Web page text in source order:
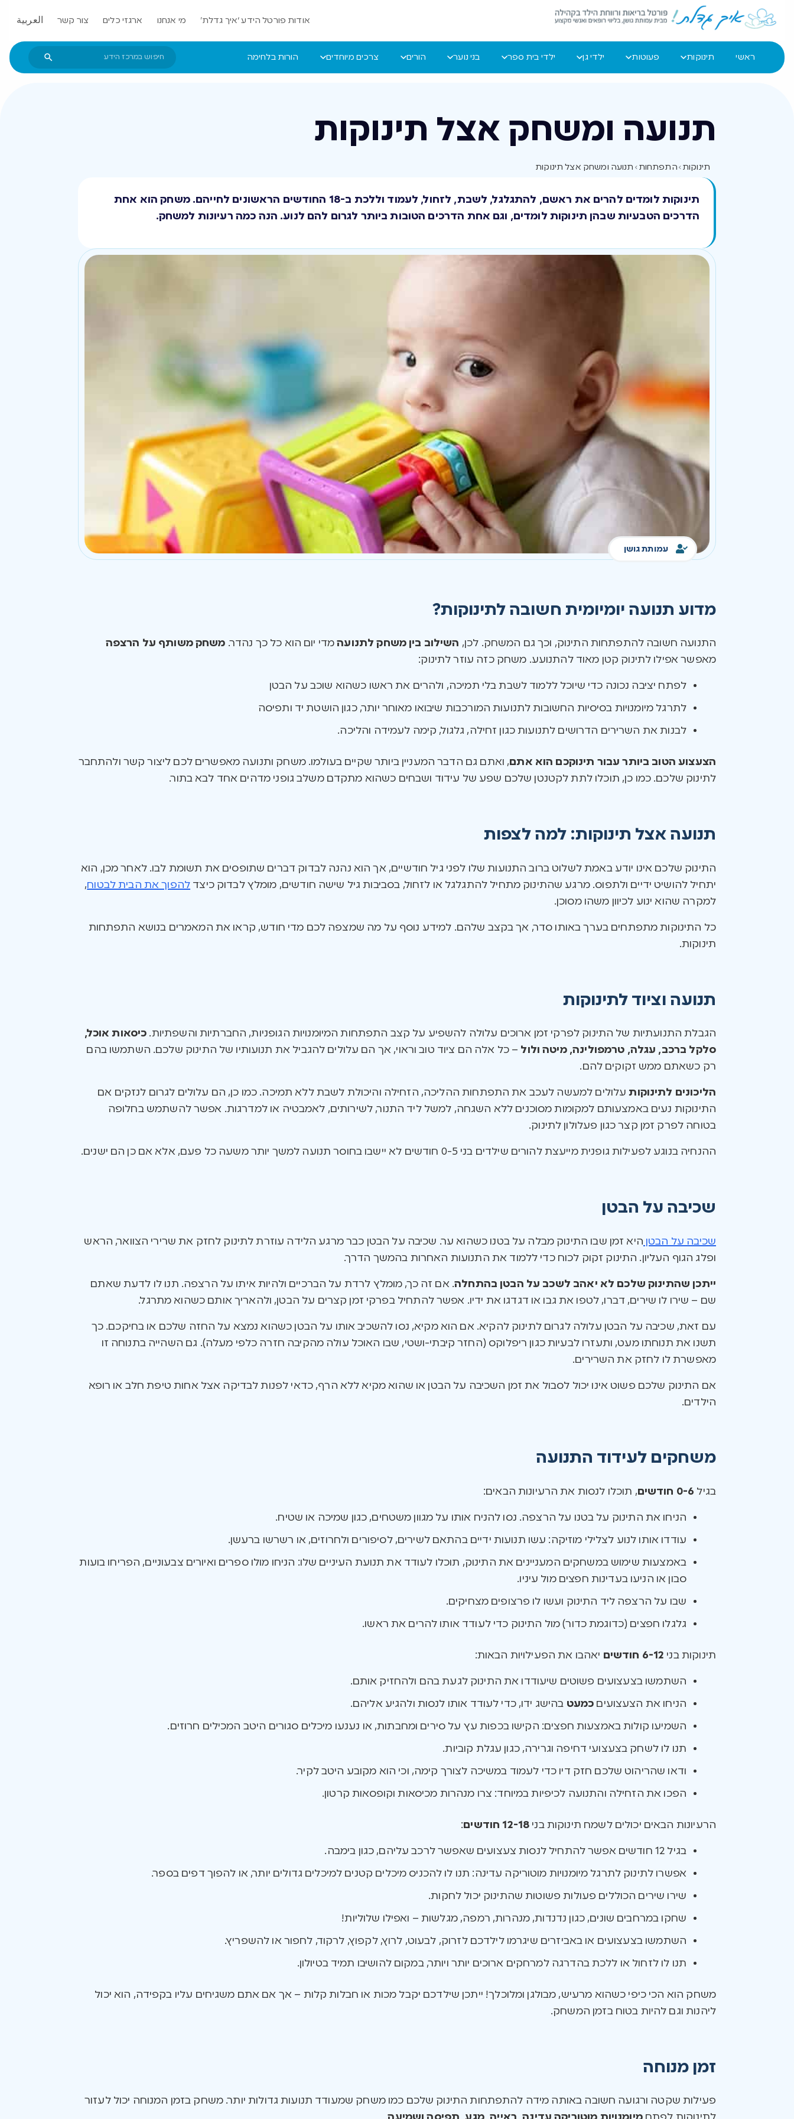
אודות פורטל הידע ‘איך גדלת’ מי אנחנו ארגזי כלים צור קשר العربية
ראשי תינוקות פעוטות ילדי גן ילדי בית ספר בני נוער הורים צרכים מיוחדים הורות בלחימה
תנועה ומשחק אצל תינוקות
תינוקות›התפתחות› תנועה ומשחק אצל תינוקות
תינוקות לומדים להרים את ראשם, להתגלגל, לשבת, לזחול, לעמוד וללכת ב-18 החודשים הראשונים לחייהם. משחק הוא אחת
הדרכים הטבעיות שבהן תינוקות לומדים, וגם אחת הדרכים הטובות ביותר לגרום להם לנוע. הנה כמה רעיונות למשחק.
עמותת גושן
מדוע תנועה יומיומית חשובה לתינוקות?
התנועה חשובה להתפתחות התינוק, וכך גם המשחק. לכן, השילוב בין משחק לתנועהמדי יום הוא כל כך נהדר. משחק משותף על הרצפה
מאפשר אפילו לתינוק קטן מאוד להתנועע. משחק כזה עוזר לתינוק:
לפתח יציבה נכונה כדי שיוכל ללמוד לשבת בלי תמיכה, ולהרים את ראשו כשהוא שוכב על הבטן
לתרגל מיומנויות בסיסיות החשובות לתנועות המורכבות שיבואו מאוחר יותר, כגון הושטת יד ותפיסה
לבנות את השרירים הדרושים לתנועות כגון זחילה, גלגול, קימה לעמידה והליכה.
הצעצוע הטוב ביותר עבור תינוקכם הוא אתם, ואתם גם הדבר המעניין ביותר שקיים בעולמו. משחק ותנועה מאפשרים לכם ליצור קשר ולהתחבר
לתינוק שלכם. כמו כן, תוכלו לתת לקטנטן שלכם שפע של עידוד ושבחים כשהוא מתקדם משלב גופני מדהים אחד לבא בתור.
תנועה אצל תינוקות: למה לצפות
התינוק שלכם אינו יודע באמת לשלוט ברוב התנועות שלו לפני גיל חודשיים, אך הוא נהנה לבדוק דברים שתופסים את תשומת לבו. לאחר מכן, הוא
יתחיל להושיט ידיים ולתפוס. מרגע שהתינוק מתחיל להתגלגל או לזחול, בסביבות גיל שישה חודשים, מומלץ לבדוק כיצד להפוך את הבית לבטוח,
למקרה שהוא ינוע לכיוון משהו מסוכן.
כל התינוקות מתפתחים בערך באותו סדר, אך בקצב שלהם. למידע נוסף על מה שמצפה לכם מדי חודש, קראו את המאמרים בנושא התפתחות
תינוקות.
תנועה וציוד לתינוקות
הגבלת התנועתיות של התינוק לפרקי זמן ארוכים עלולה להשפיע על קצב התפתחות המיומנויות הגופניות, החברתיות והשפתיות. כיסאות אוכל,
סלקל ברכב, עגלה, טרמפולינה, מיטה ולול – כל אלה הם ציוד טוב וראוי, אך הם עלולים להגביל את תנועותיו של התינוק שלכם. השתמשו בהם
רק כשאתם ממש זקוקים להם.
הליכונים לתינוקותעלולים למעשה לעכב את התפתחות ההליכה, הזחילה והיכולת לשבת ללא תמיכה. כמו כן, הם עלולים לגרום לנזקים אם
התינוקות נעים באמצעותם למקומות מסוכנים ללא השגחה, למשל ליד התנור, לשירותים, לאמבטיה או למדרגות. אפשר להשתמש בחלופה
בטוחה לפרק זמן קצר כגון פעלולון לתינוק.
ההנחיה בנוגע לפעילות גופנית מייעצת להורים שילדים בני 0-5 חודשים לא יישבו בחוסר תנועה למשך יותר משעה כל פעם, אלא אם כן הם ישנים.
שכיבה על הבטן
שכיבה על הבטן היא זמן שבו התינוק מבלה על בטנו כשהוא ער. שכיבה על הבטן כבר מרגע הלידה עוזרת לתינוק לחזק את שרירי הצוואר, הראש
ופלג הגוף העליון. התינוק זקוק לכוח כדי ללמוד את התנועות האחרות בהמשך הדרך.
ייתכן שהתינוק שלכם לא יאהב לשכב על הבטן בהתחלה. אם זה כך, מומלץ לרדת על הברכיים ולהיות איתו על הרצפה. תנו לו לדעת שאתם
שם – שירו לו שירים, דברו, לטפו את גבו או דגדגו את ידיו. אפשר להתחיל בפרקי זמן קצרים על הבטן, ולהאריך אותם כשהוא מתרגל.
עם זאת, שכיבה על הבטן עלולה לגרום לתינוק להקיא. אם הוא מקיא, נסו להשכיב אותו על הבטן כשהוא נמצא על החזה שלכם או בחיקכם. כך
תשנו את תנוחתו מעט, ותעזרו לבעיות כגון ריפלוקס (החזר קיבתי-ושטי, שבו האוכל עולה מהקיבה חזרה כלפי מעלה). גם השהייה בתנוחה זו
מאפשרת לו לחזק את השרירים.
אם התינוק שלכם פשוט אינו יכול לסבול את זמן השכיבה על הבטן או שהוא מקיא ללא הרף, כדאי לפנות לבדיקה אצל אחות טיפת חלב או רופא
הילדים.
משחקים לעידוד התנועה
בגיל 0-6 חודשים , תוכלו לנסות את הרעיונות הבאים:
הניחו את התינוק על בטנו על הרצפה. נסו להניח אותו על מגוון משטחים, כגון שמיכה או שטיח.
עודדו אותו לנוע לצלילי מוזיקה: עשו תנועות ידיים בהתאם לשירים, לסיפורים ולחרוזים, או רשרשו ברעשן.
באמצעות שימוש במשחקים המעניינים את התינוק, תוכלו לעודד את תנועת העיניים שלו: הניחו מולו ספרים ואיורים צבעוניים, הפריחו בועות
סבון או הניעו בעדינות חפצים מול עיניו.
שבו על הרצפה ליד התינוק ועשו לו פרצופים מצחיקים.
גלגלו חפצים (כדוגמת כדור) מול התינוק כדי לעודד אותו להרים את ראשו.
תינוקות בני 6-12 חודשים יאהבו את הפעילויות הבאות:
השתמשו בצעצועים פשוטים שיעודדו את התינוק לגעת בהם ולהחזיק אותם.
הניחו את הצעצועים כמעט בהישג ידו, כדי לעודד אותו לנסות ולהגיע אליהם.
השמיעו קולות באמצעות חפצים: הקישו בכפות עץ על סירים ומחבתות, או נענעו מיכלים סגורים היטב המכילים חרוזים.
תנו לו לשחק בצעצועי דחיפה וגרירה, כגון עגלת קוביות.
ודאו שהריהוט שלכם חזק דיו כדי לעמוד במשיכה לצורך קימה, וכי הוא מקובע היטב לקיר.
הפכו את הזחילה והתנועה לכיפיות במיוחד: צרו מנהרות מכיסאות וקופסאות קרטון.
הרעיונות הבאים יכולים לשמח תינוקות בני 12-18 חודשים :
בגיל 12 חודשים אפשר להתחיל לנסות צעצועים שאפשר לרכב עליהם, כגון בימבה.
אפשרו לתינוק לתרגל מיומנויות מוטוריקה עדינה: תנו לו להכניס מיכלים קטנים למיכלים גדולים יותר, או להפוך דפים בספר.
שירו שירים הכוללים פעולות פשוטות שהתינוק יכול לחקות.
שחקו במרחבים שונים, כגון נדנדות, מנהרות, רמפה, מגלשות – ואפילו שלוליות!
השתמשו בצעצועים או באביזרים שיגרמו לילדכם לזרוק, לבעוט, לרוץ, לקפוץ, לרקוד, לחפור או להשפריץ.
תנו לו לזחול או ללכת בהדרגה למרחקים ארוכים יותר ויותר, במקום להושיבו תמיד בטיולון.
משחק הוא הכי כיפי כשהוא מרעיש, מבולגן ומלוכלך! ייתכן שילדכם יקבל מכות או חבלות קלות – אך אם אתם משגיחים עליו בקפידה, הוא יכול
ליהנות וגם להיות בטוח בזמן המשחק.
זמן מנוחה
פעילות שקטה ורגועה חשובה באותה מידה להתפתחות התינוק שלכם כמו משחק שמעודד תנועות גדולות יותר. משחק בזמן המנוחה יכול לעזור